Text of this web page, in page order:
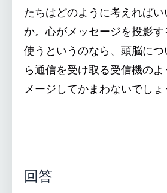
たちはどのように考えればい
か。心がメッセージを投影
使うというのなら、頭脳に
ら通信を受け取る受信機の
メージしてかまわないでしょ
回答